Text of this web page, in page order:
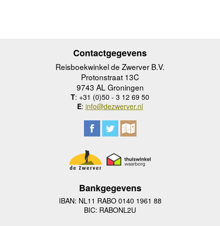
Contactgegevens
Reisboekwinkel de Zwerver B.V.
Protonstraat 13C
9743 AL Groningen
T: +31 (0)50 - 3 12 69 50
E: info@dezwerver.nl
Bankgegevens
IBAN: NL11 RABO 0140 1961 88
BIC: RABONL2U